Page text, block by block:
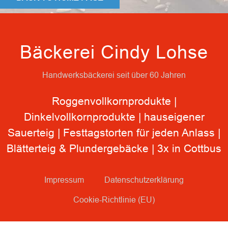
Bäckerei Cindy Lohse
Handwerksbäckerei seit über 60 Jahren
Roggenvollkornprodukte |
Dinkelvollkornprodukte | hauseigener
Sauerteig | Festtagstorten für jeden Anlass |
Blätterteig & Plundergebäcke | 3x in Cottbus
Impressum Datenschutzerklärung
Cookie-Richtlinie (EU)